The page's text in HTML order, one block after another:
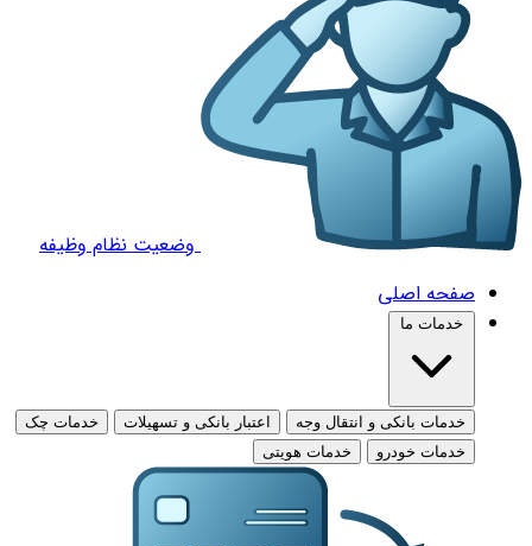
وضعیت نظام وظیفه
صفحه اصلی
خدمات ما
خدمات بانکی و انتقال وجه اعتبار بانکی و تسهیلات
خدمات چک
خدمات خودرو
خدمات هویتی